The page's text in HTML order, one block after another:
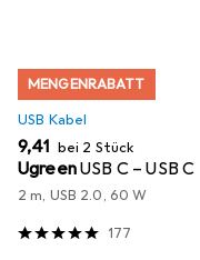
MENGENRABATT
USB Kabel
EUR
9,41 bei 2 Stück
UgreenUSB C – USB C
2 m, USB 2.0, 60 W
177